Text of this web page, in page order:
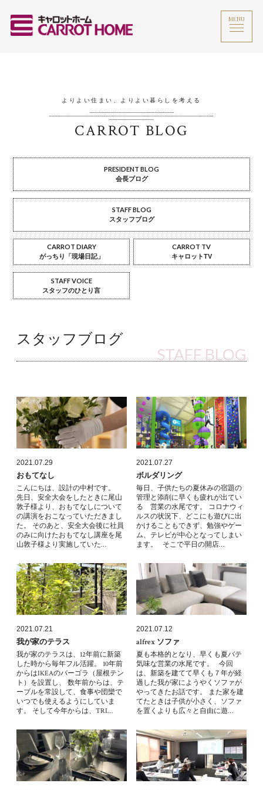
MENU
よりよい住まい、よりよい暮らしを考える
CARROT BLOG
PRESIDENT BLOG
会長ブログ
STAFF BLOG
スタッフブログ
CARROT DIARY
がっちり「現場日記」
CARROT TV
キャロットTV
STAFF VOICE
スタッフのひとり言
スタッフブログ
STAFF BLOG
2021.07.29
おもてなし
こんにちは、設計の中村です。
先日、安全大会をしたときに尾山
敦子様より、おもてなしについて
の講演をおこなっていただきまし
た。 そのあと、安全大会後に社員
のみに向けたおもてなし講座を尾
山敦子様より実施していた…
2021.07.27
ボルダリング
毎日、子供たちの夏休みの宿題の
管理と添削に早くも疲れが出てい
る 営業の水尾です。 コロナウィ
ルスの状況下、どこにも遊びに出
かけることもできず、勉強やゲー
ム、テレビが中心となってしまい
ます。 そこで平日の開店…
2021.07.21
我が家のテラス
我が家のテラスは、12年前に新築
した時から毎年フル活躍。 10年前
からはIKEAのバーゴラ（屋根テン
ト）を設置し、 数年前からは、テ
ーブルを常設して、食事や団欒で
いつでも使えるようにしていま
す。 そして今年からは、TRI…
2021.07.12
alfrex ソファ
夏も本格的となり、早くも夏バテ
気味な営業の水尾です。 今回
は、新築を建てて早くも７年が経
過した我が家にようやくソファが
やってきたお話です。 また家を建
てたときは子供が小さく、ソファ
を置くよりも広々と自由に遊…